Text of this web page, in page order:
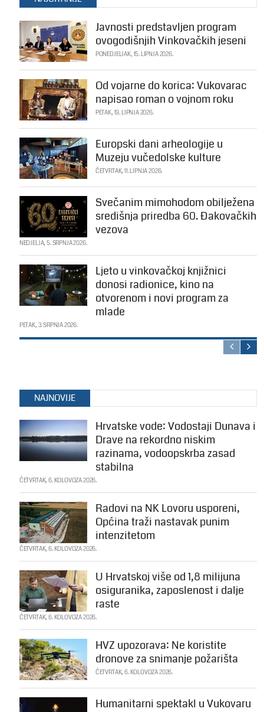
Javnosti predstavljen program
ovogodišnjih Vinkovačkih jeseni
PONEDJELJAK, 15. LIPNJA 2026.
Od vojarne do korica: Vukovarac
napisao roman o vojnom roku
PETAK, 19. LIPNJA 2026.
Europski dani arheologije u
Muzeju vučedolske kulture
ČETVRTAK, 11. LIPNJA 2026.
Svečanim mimohodom obilježena
središnja priredba 60. Đakovačkih
vezova
NEDJELJA, 5. SRPNJA 2026.
Ljeto u vinkovačkoj knjižnici
donosi radionice, kino na
otvorenom i novi program za
mlade
PETAK, 3. SRPNJA 2026.
NAJNOVIJE
Hrvatske vode: Vodostaji Dunava i
Drave na rekordno niskim
razinama, vodoopskrba zasad
stabilna
ČETVRTAK, 6. KOLOVOZA 2026.
Radovi na NK Lovoru usporeni,
Općina traži nastavak punim
intenzitetom
ČETVRTAK, 6. KOLOVOZA 2026.
U Hrvatskoj više od 1,8 milijuna
osiguranika, zaposlenost i dalje
raste
ČETVRTAK, 6. KOLOVOZA 2026.
HVZ upozorava: Ne koristite
dronove za snimanje požarišta
ČETVRTAK, 6. KOLOVOZA 2026.
Humanitarni spektakl u Vukovaru